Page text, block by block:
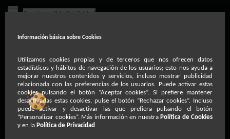
Información básica sobre Cookies
Utilizamos cookies propias y de terceros que nos ofrecen datos
estadísticos y hábitos de navegación de los usuarios; esto nos ayuda a
mejorar nuestros contenidos y servicios, incluso mostrar publicidad
relacionada con las preferencias de los usuarios. Puede activar estas
cookies pulsando el botón “Aceptar cookies”. Si prefiere mantener
desactivadas estas cookies, pulse el botón “Rechazar cookies”. Incluso
puede activar y desactivar las que prefiera pulsando el botón
“Personalizar cookies”. Más información en nuestra Política de Cookies
y en la Política de Privacidad
Acepto recibir Publicidad
de cortesía relacionadas con nuestra entidad a través del
teléfono, correo postal ordinario, fax, correo electrónico o
medios de comunicación electrónica equivalentes.